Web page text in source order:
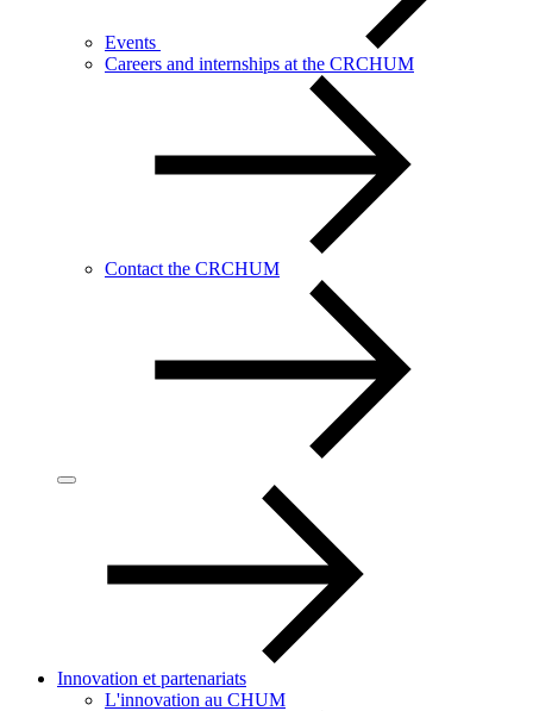
Events
Careers and internships at the CRCHUM
Contact the CRCHUM
Innovation et partenariats
L'innovation au CHUM